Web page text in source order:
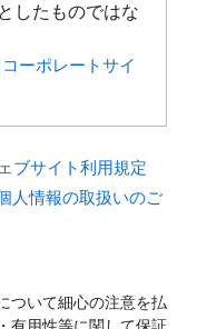
したものではな
ーポレートサイ
ブサイト利用規定
人情報の取扱いのご
ついて細心の注意を払
有用性等に関して保証